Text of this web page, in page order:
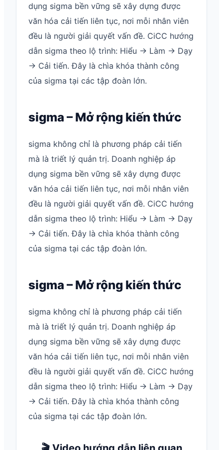
dụng sigma bền vững sẽ xây dựng được
văn hóa cải tiến liên tục, nơi mỗi nhân viên
đều là người giải quyết vấn đề. CiCC hướng
dẫn sigma theo lộ trình: Hiểu → Làm → Dạy
→ Cải tiến. Đây là chìa khóa thành công
của sigma tại các tập đoàn lớn.
sigma – Mở rộng kiến thức
sigma không chỉ là phương pháp cải tiến
mà là triết lý quản trị. Doanh nghiệp áp
dụng sigma bền vững sẽ xây dựng được
văn hóa cải tiến liên tục, nơi mỗi nhân viên
đều là người giải quyết vấn đề. CiCC hướng
dẫn sigma theo lộ trình: Hiểu → Làm → Dạy
→ Cải tiến. Đây là chìa khóa thành công
của sigma tại các tập đoàn lớn.
sigma – Mở rộng kiến thức
sigma không chỉ là phương pháp cải tiến
mà là triết lý quản trị. Doanh nghiệp áp
dụng sigma bền vững sẽ xây dựng được
văn hóa cải tiến liên tục, nơi mỗi nhân viên
đều là người giải quyết vấn đề. CiCC hướng
dẫn sigma theo lộ trình: Hiểu → Làm → Dạy
→ Cải tiến. Đây là chìa khóa thành công
của sigma tại các tập đoàn lớn.